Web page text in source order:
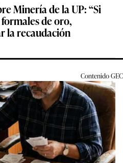
Minería de la UP: “Si
de oro,
la recaudación
ContenidoGEC